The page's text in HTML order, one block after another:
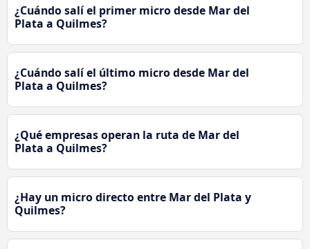
¿Cuándo salí el primer micro desde Mar del
Plata a Quilmes?
¿Cuándo salí el último micro desde Mar del
Plata a Quilmes?
¿Qué empresas operan la ruta de Mar del
Plata a Quilmes?
¿Hay un micro directo entre Mar del Plata y
Quilmes?